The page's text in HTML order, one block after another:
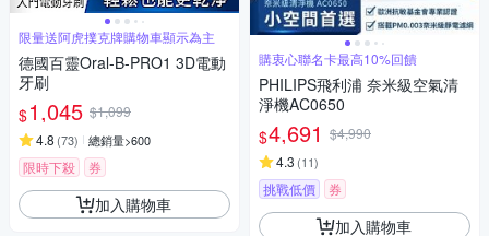
限量送阿虎撲克牌購物車顯示為主
德國百靈Oral-B-PRO1 3D電動
牙刷
$1,045 $1,099
4.8 (73) 總銷量>600
限時下殺 券
加入購物車
購衷心聯名卡最高10%回饋
PHILIPS飛利浦 奈米級空氣清
淨機AC0650
$4,691 $4,990
4.3 (11)
挑戰低價 券
加入購物車